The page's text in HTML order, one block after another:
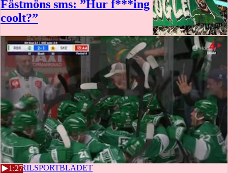
Fästmöns sms: ”Hur f***ing
coolt?”
0:47
1:27
28 APRILSPORTBLADET